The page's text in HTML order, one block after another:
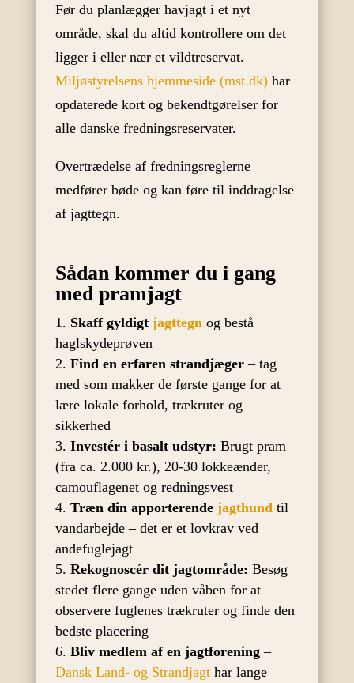
Før du planlægger havjagt i et nyt
område, skal du altid kontrollere om det
ligger i eller nær et vildtreservat.
Miljøstyrelsens hjemmeside (mst.dk)har
opdaterede kort og bekendtgørelser for
alle danske fredningsreservater.
Overtrædelse af fredningsreglerne
medfører bøde og kan føre til inddragelse
af jagttegn.
Sådan kommer du i gang
med pramjagt
Skaff gyldigt jagttegn og bestå
haglskydeprøven
Find en erfaren strandjæger– tag
med som makker de første gange for at
lære lokale forhold, trækruter og
sikkerhed
Investér i basalt udstyr: Brugt pram
(fra ca. 2.000 kr.), 20-30 lokkeænder,
camouflagenet og redningsvest
Træn din apporterende jagthund til
vandarbejde – det er et lovkrav ved
andefuglejagt
Rekognoscér dit jagtområde: Besøg
stedet flere gange uden våben for at
observere fuglenes trækruter og finde den
bedste placering
Bliv medlem af en jagtforening–
Dansk Land- og Strandjagthar lange